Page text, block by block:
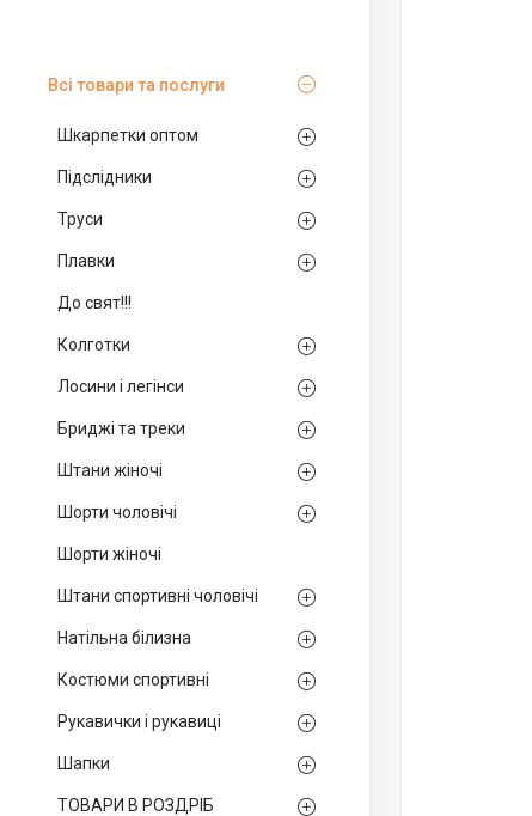
Всі товари та послуги
Шкарпетки оптом
Підслідники
Труси
Плавки
До свят!!!
Колготки
Лосини і легінси
Бриджі та треки
Штани жіночі
Шорти чоловічі
Шорти жіночі
Штани спортивні чоловічі
Натільна білизна
Костюми спортивні
Рукавички і рукавиці
Шапки
ТОВАРИ В РОЗДРІБ